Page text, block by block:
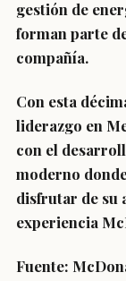
gestión de
forman parte
compañía.
Con esta
liderazgo en
con el
moderno
disfrutar de su
experiencia
Fuente: